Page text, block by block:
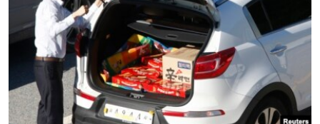
"Tìm"NGƯỜI VIỆT HẢI NGOẠI
ĐỜI SỐNG
KINH TẾ
KHOA HỌC
SỨC KHOẺ
TẠI
HÀNH TRÌNH BẦU CỬ 2024
MỘT NĂM CHIẾN TRANH TẠI DẢI GAZA
GIẢI MÃ VÀNH ĐAI & CON ĐƯỜNG
NGÀY TỊ NẠN THẾ GIỚI
VIDEO
NGHE
MẠNG XÃ HỘI